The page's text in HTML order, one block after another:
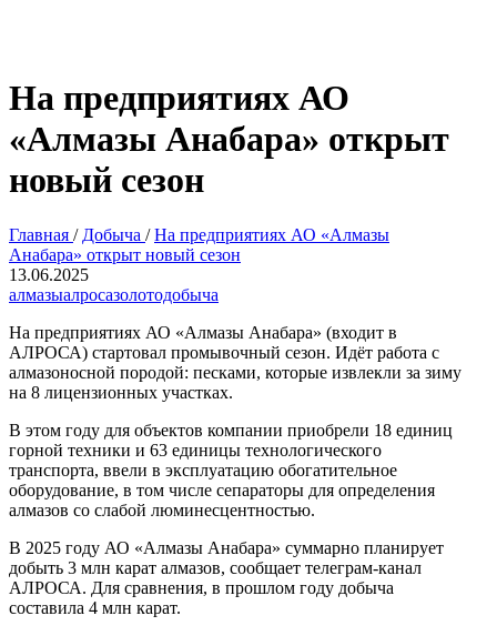
На предприятиях АО
«Алмазы Анабара» открыт
новый сезон
Главная / Добыча / На предприятиях АО «Алмазы
Анабара» открыт новый сезон
13.06.2025
алмазыалросазолотодобыча
На предприятиях АО «Алмазы Анабара» (входит в
АЛРОСА) стартовал промывочный сезон. Идёт работа с
алмазоносной породой: песками, которые извлекли за зиму
на 8 лицензионных участках.
В этом году для объектов компании приобрели 18 единиц
горной техники и 63 единицы технологического
транспорта, ввели в эксплуатацию обогатительное
оборудование, в том числе сепараторы для определения
алмазов со слабой люминесцентностью.
В 2025 году АО «Алмазы Анабара» суммарно планирует
добыть 3 млн карат алмазов, сообщает телеграм-канал
АЛРОСА. Для сравнения, в прошлом году добыча
составила 4 млн карат.